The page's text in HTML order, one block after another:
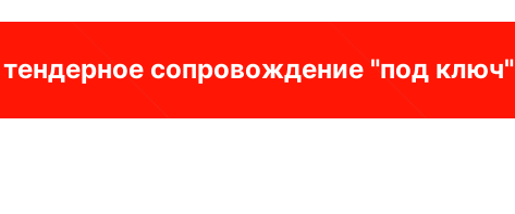
сопровождение "под ключ"